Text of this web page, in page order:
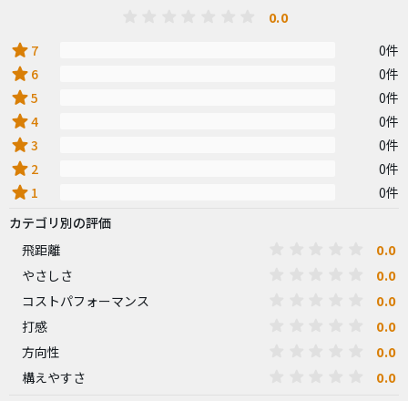
0.0
star 7 0件
star 6 0件
star5 0件
star4 0件
star3 0件
star 2 0件
star 1
0件
カテゴリ別の評価
飛距離
0.0
やさしさ 0.0
コストパフォーマンス 0.0
打感 0.0
方向性 0.0
構えやすさ 0.0